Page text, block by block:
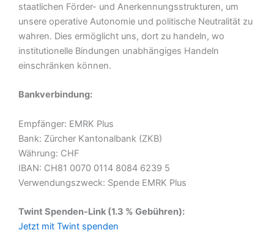
staatlichen Förder- und Anerkennungsstrukturen, um
unsere operative Autonomie und politische Neutralität zu
wahren. Dies ermöglicht uns, dort zu handeln, wo
institutionelle Bindungen unabhängiges Handeln
einschränken können.
Bankverbindung:
Empfänger: EMRK Plus
Bank: Zürcher Kantonalbank (ZKB)
Währung: CHF
IBAN: CH81 0070 0114 8084 6239 5
Verwendungszweck: Spende EMRK Plus
Twint Spenden-Link (1.3 % Gebühren):
Jetzt mit Twint spenden